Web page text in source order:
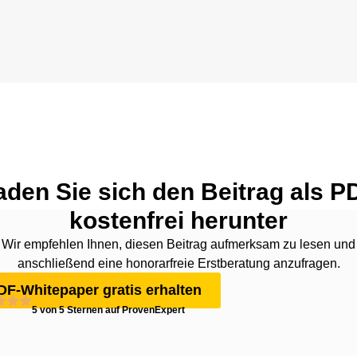
Sie sich den Beitrag als
kostenfrei herunter
Wir empfehlen Ihnen, diesen Beitrag aufmerksam zu lesen und
anschließend eine honorarfreie Erstberatung anzufragen.
Whitepaper gratis erhalten
5 von 5 Sternen auf ProvenExpert